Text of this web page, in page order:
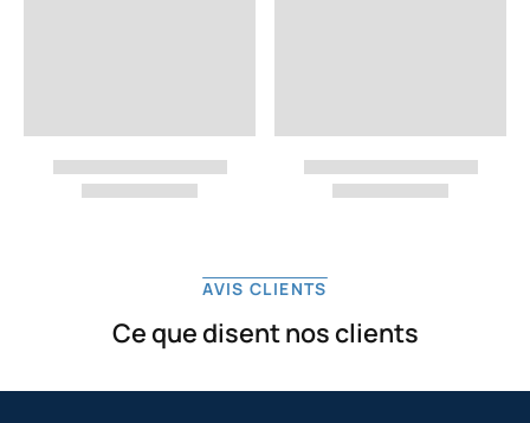
AVIS CLIENTS
Ce que disent nos clients